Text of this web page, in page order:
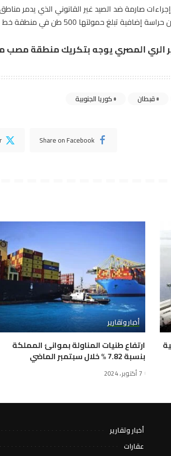
صارمة ضد الصيد غير القانوني الذي يدمر
في منطقة خط الحدود الشمالي في البحر الأصفر.
الري المصري يوجه بتكريك منطقة
قبطان كوريا الجنوبية
Share on Facebook
حية
أخبار وتقارير
ارتفاع طنيات المناولة بموانئ المملكة
بنسبة 7.82 % خلال سبتمبر الماضي
7 أكتوبر، 2024
أخبار وتقارير
عقارات